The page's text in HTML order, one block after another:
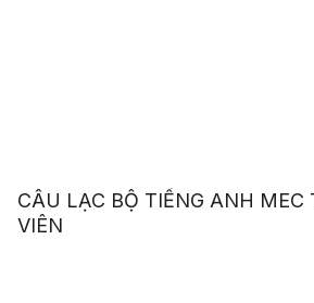
CÂU LẠC BỘ TIẾNG ANH MEC
VIÊN